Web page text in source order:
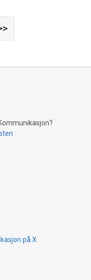
og venner i Aleks
på X